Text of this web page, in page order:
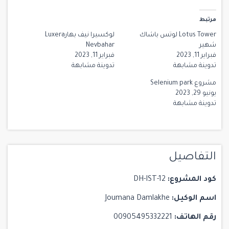
مرتبط
Lotus Tower لوتس باشاك
شهير
فبراير 11, 2023
تدوينة مشابهة
لوكسيرا نيف بهارLuxera
Nevbahar
فبراير 11, 2023
تدوينة مشابهة
مشروع Selenium park
يونيو 29, 2023
تدوينة مشابهة
التفاصيل
كود المشروع:
اسم الوكيل:
رقم الهاتف: